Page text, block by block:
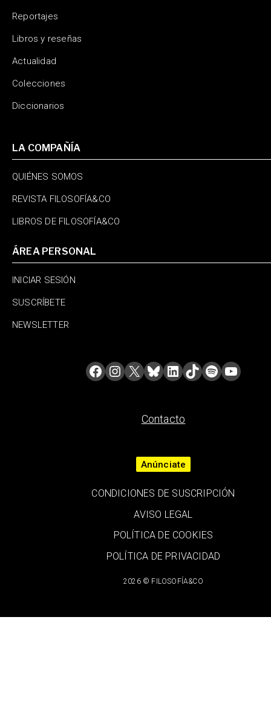
Reportajes
Libros y reseñas
Actualidad
Colecciones
Diccionarios
LA COMPAÑÍA
QUIÉNES SOMOS
REVISTA FILOSOFÍA&CO
LIBROS DE FILOSOFÍA&CO
ÁREA PERSONAL
INICIAR SESIÓN
SUSCRÍBETE
NEWSLETTER
Contacto
2026 © FILOSOFÍA&CO
Anúnciate
CONDICIONES DE SUSCRIPCIÓN
AVISO LEGAL
POLÍTICA DE COOKIES
POLÍTICA DE PRIVACIDAD